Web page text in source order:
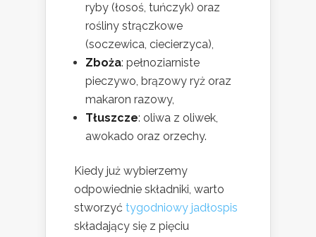
ryby (łosoś, tuńczyk) oraz
rośliny strączkowe
(soczewica, ciecierzyca),
Zboża: pełnoziarniste
pieczywo, brązowy ryż oraz
makaron razowy,
Tłuszcze: oliwa z oliwek,
awokado oraz orzechy.
Kiedy już wybierzemy
odpowiednie składniki, warto
stworzyć tygodniowy jadłospis
składający się z pięciu